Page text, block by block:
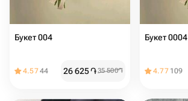
Букет 004
4.5744 26 625֏35 500֏
Букет 0004
4.77 109